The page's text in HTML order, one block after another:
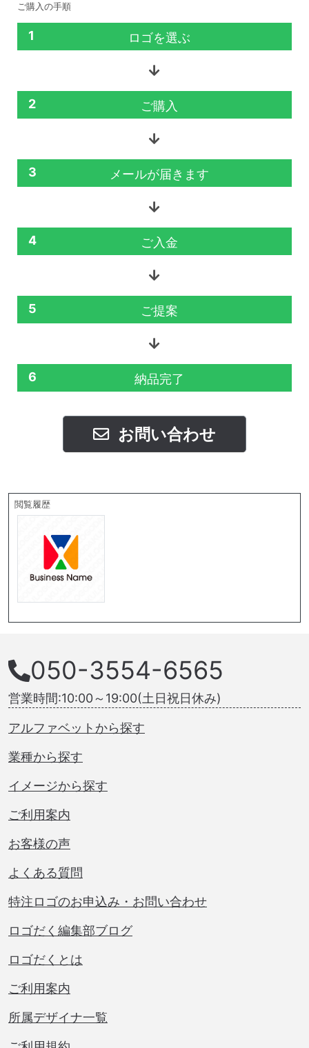
ご購入の手順
1 ロゴを選ぶ
2 ご購入
3 メールが届きます
4 ご入金
5 ご提案
6 納品完了
お問い合わせ
閲覧履歴
050-3554-6565
営業時間:10:00～19:00(土日祝日休み)
アルファベットから探す
業種から探す
イメージから探す
ご利用案内
お客様の声
よくある質問
特注ロゴのお申込み・お問い合わせ
ロゴだく編集部ブログ
ロゴだくとは
ご利用案内
所属デザイナ一覧